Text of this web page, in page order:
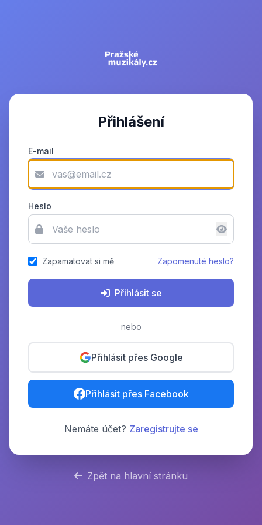
Přihlášení
E-mail
Heslo
Zapamatovat si mě Zapomenuté heslo?
Přihlásit se
nebo
Přihlásit přes Google
Přihlásit přes Facebook
Nemáte účet? Zaregistrujte se
Zpět na hlavní stránku